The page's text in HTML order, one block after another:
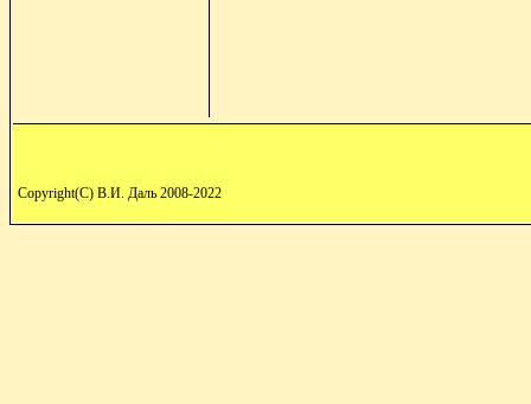
Copyright(C) В.И. Даль 2008-2022